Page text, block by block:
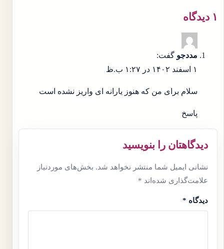
۱ دیدگاه
مددجو گفت:
۱ اسفند ۱۴۰۲ در ۱:۲۷ ب.ظ
سلام برای من که هنوز یارانه ای واریز نشده است
پاسخ
دیدگاهتان را بنویسید
نشانی ایمیل شما منتشر نخواهد شد. بخش‌های موردنیاز
علامت‌گذاری شده‌اند *
دیدگاه *